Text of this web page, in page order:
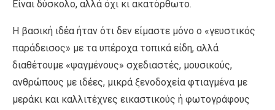
Είναι δύσκολο, αλλά όχι κι ακατόρθωτο.
Η βασική ιδέα ήταν ότι δεν είμαστε μόνο ο «γευστικός
παράδεισος» με τα υπέροχα τοπικά είδη, αλλά
διαθέτουμε «ψαγμένους» σχεδιαστές, μουσικούς,
ανθρώπους με ιδέες, μικρά ξενοδοχεία φτιαγμένα με
μεράκι και καλλιτέχνες εικαστικούς ή φωτογράφους